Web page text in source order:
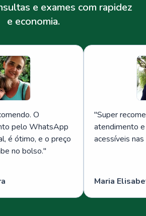
e exames com rapidez
e economia.
O
pelo WhatsApp
é ótimo, e o preço
no bolso."
"Super
atendimento
acessíveis
Maria